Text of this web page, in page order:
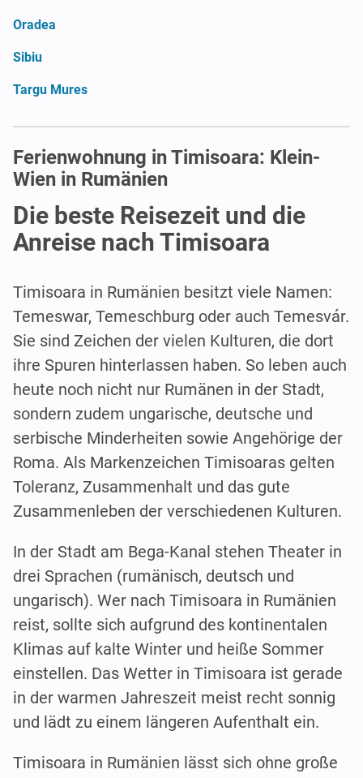
Oradea
Sibiu
Targu Mures
Ferienwohnung in Timisoara: Klein-
Wien in Rumänien
Die beste Reisezeit und die
Anreise nach Timisoara
Timisoara in Rumänien besitzt viele Namen:
Temeswar, Temeschburg oder auch Temesvár.
Sie sind Zeichen der vielen Kulturen, die dort
ihre Spuren hinterlassen haben. So leben auch
heute noch nicht nur Rumänen in der Stadt,
sondern zudem ungarische, deutsche und
serbische Minderheiten sowie Angehörige der
Roma. Als Markenzeichen Timisoaras gelten
Toleranz, Zusammenhalt und das gute
Zusammenleben der verschiedenen Kulturen.
In der Stadt am Bega-Kanal stehen Theater in
drei Sprachen (rumänisch, deutsch und
ungarisch). Wer nach Timisoara in Rumänien
reist, sollte sich aufgrund des kontinentalen
Klimas auf kalte Winter und heiße Sommer
einstellen. Das Wetter in Timisoara ist gerade
in der warmen Jahreszeit meist recht sonnig
und lädt zu einem längeren Aufenthalt ein.
Timisoara in Rumänien lässt sich ohne große